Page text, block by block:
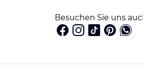
Besuchen Sie uns